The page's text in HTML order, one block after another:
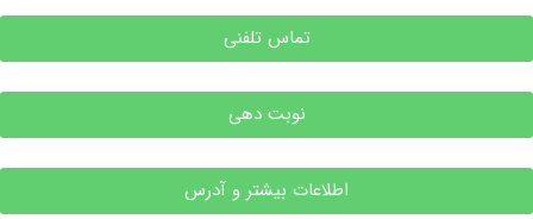
تماس تلفنی
نوبت دهی
اطلاعات بیشتر و آدرس